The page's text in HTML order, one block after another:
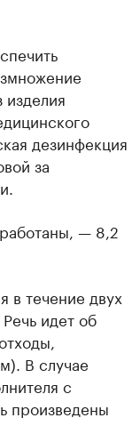
дезинфекция
за
— 8,2
в течение двух
идет об
В случае
с
произведены